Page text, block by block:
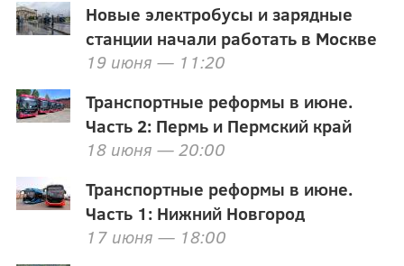
Новые электробусы и зарядные
станции начали работать в Москве
19 июня — 11:20
Транспортные реформы в июне.
Часть 2: Пермь и Пермский край
18 июня — 20:00
Транспортные реформы в июне.
Часть 1: Нижний Новгород
17 июня — 18:00